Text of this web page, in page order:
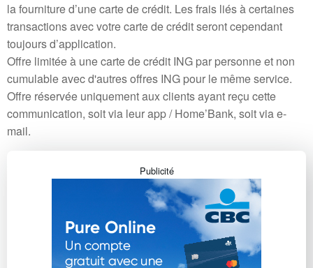
la fourniture d’une carte de crédit. Les frais liés à certaines
transactions avec votre carte de crédit seront cependant
toujours d’application.
Offre limitée à une carte de crédit ING par personne et non
cumulable avec d'autres offres ING pour le même service.
Offre réservée uniquement aux clients ayant reçu cette
communication, soit via leur app / Home’Bank, soit via e-
mail.
Publicité